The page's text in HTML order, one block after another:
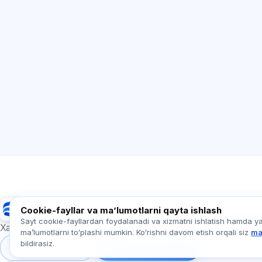
Exalify
Xalqaro til imtihonlariga tayyorgarlik
Tizimga kirish
Cookie-fayllar va maʼlumotlarni qayta ishlash
Sayt cookie-fayllardan foydalanadi va xizmatni ishlatish hamda
maʼlumotlarni toʻplashi mumkin. Koʻrishni davom etish orqali siz
bildirasiz.